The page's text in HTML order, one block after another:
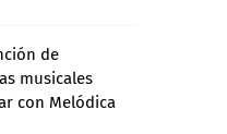
de
musicales
con Melódica